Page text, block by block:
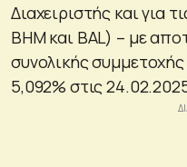
Διαχειριστής και για
BHM και BAL) – με
συνολικής
5,092% στις